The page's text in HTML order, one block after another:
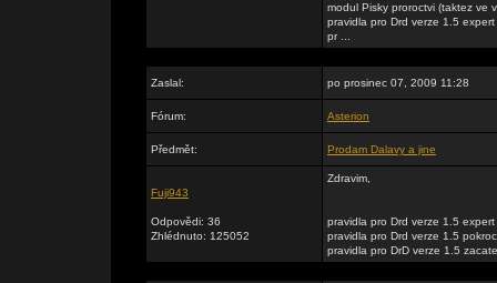
modul Pisky proroctvi (taktez ve
pravidla pro Drd verze 1.5
pr ...
Zaslal: po prosinec 07, 2009 11:28
Fórum: Asterion
Předmět: Prodam Dalavy a jine
Fuji943
Odpovědi: 36
Zhlédnuto: 125052
Zdravim,
pravidla pro Drd verze 1.5
pravidla pro Drd verze 1.5
pravidla pro DrD verze 1.5